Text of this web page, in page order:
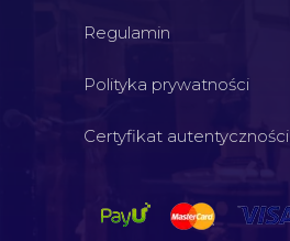
Regulamin
Polityka prywatności
Certyfikat autentyczności